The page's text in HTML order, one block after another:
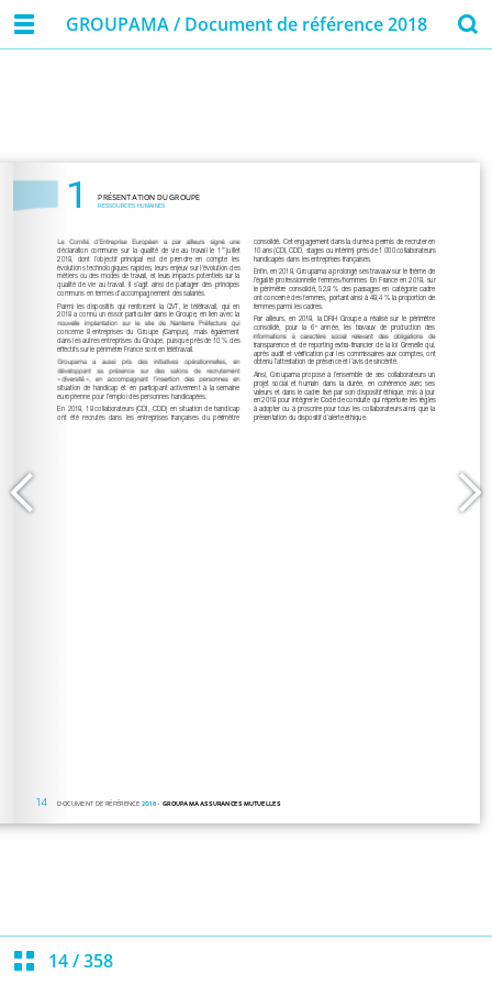
GROUPAMA / Document de référence 2018
14/358